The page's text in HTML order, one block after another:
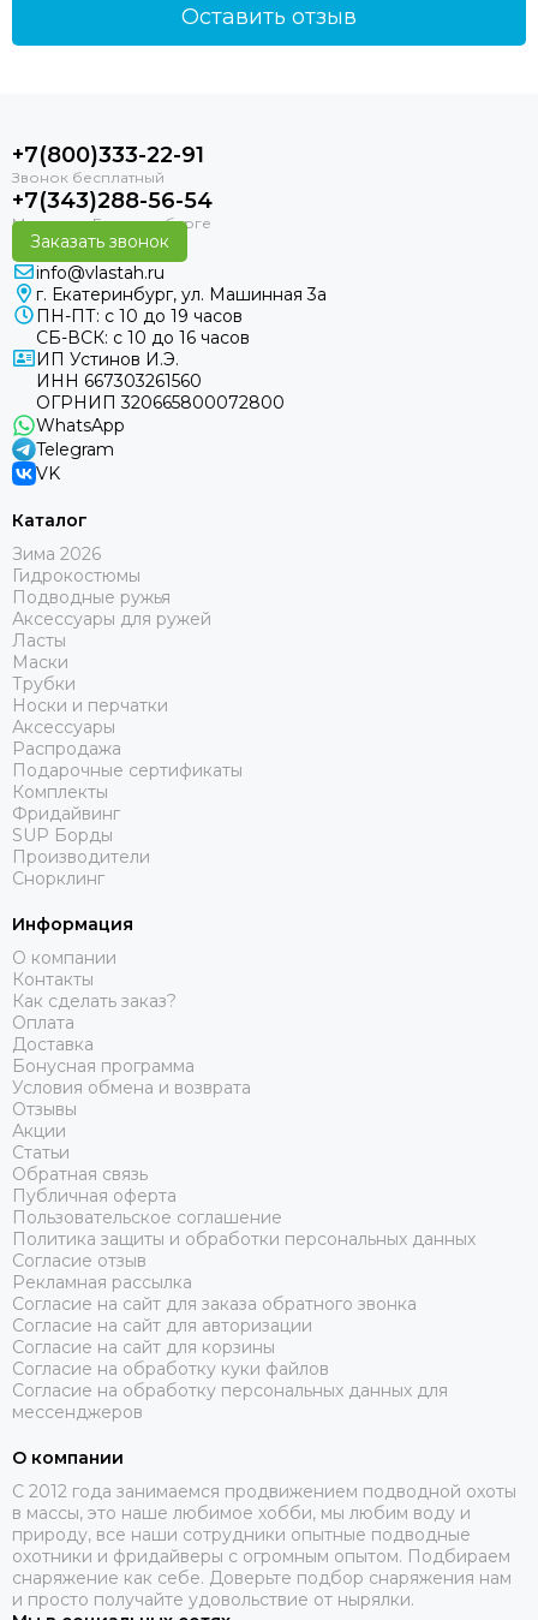
Оставить отзыв
+7(800)333-22-91
+7(343)288-56-54
Заказать звонок
info@vlastah.ru
г. Екатеринбург, ул. Машинная 3а
ПН-ПТ: с 10 до 19 часов
СБ-ВСК: с 10 до 16 часов
ИП Устинов И.Э.
ИНН 667303261560
ОГРНИП 320665800072800
WhatsApp
Telegram
VK
Каталог
Зима 2026
Гидрокостюмы
Подводные ружья
Аксессуары для ружей
Ласты
Маски
Трубки
Носки и перчатки
Аксессуары
Распродажа
Подарочные сертификаты
Комплекты
Фридайвинг
SUP Борды
Производители
Снорклинг
Информация
О компании
Контакты
Как сделать заказ?
Оплата
Доставка
Бонусная программа
Условия обмена и возврата
Отзывы
Акции
Статьи
Обратная связь
Публичная оферта
Пользовательское соглашение
Политика защиты и обработки персональных данных
Согласие отзыв
Рекламная рассылка
Согласие на сайт для заказа обратного звонка
Согласие на сайт для авторизации
Согласие на сайт для корзины
Согласие на обработку куки файлов
Согласие на обработку персональных данных для
мессенджеров
О компании
C 2012 года занимаемся продвижением подводной охоты
в массы, это наше любимое хобби, мы любим воду и
природу, все наши сотрудники опытные подводные
охотники и фридайверы с огромным опытом. Подбираем
снаряжение как себе. Доверьте подбор снаряжения нам
и просто получайте удовольствие от нырялки.